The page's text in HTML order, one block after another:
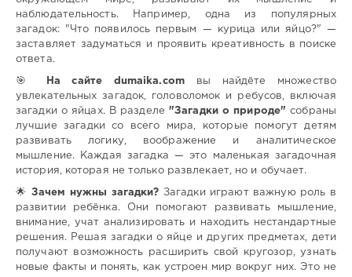
наблюдательность. Например, одна из популярных
загадок: "Что появилось первым — курица или яйцо?" —
заставляет задуматься и проявить креативность в поиске
ответа.
🎯 На сайте dumaika.comвы найдёте множество
увлекательных загадок, головоломок и ребусов, включая
загадки о яйцах. В разделе"Загадки о природе" собраны
лучшие загадки со всего мира, которые помогут детям
развивать логику, воображение и аналитическое
мышление. Каждая загадка — это маленькая загадочная
история, которая не только развлекает, но и обучает.
🌟 Зачем нужны загадки? Загадки играют важную роль в
развитии ребёнка. Они помогают развивать мышление,
внимание, учат анализировать и находить нестандартные
решения. Решая загадки о яйце и других предметах, дети
получают возможность расширить свой кругозор, узнать
новые факты и понять, как устроен мир вокруг них. Это не